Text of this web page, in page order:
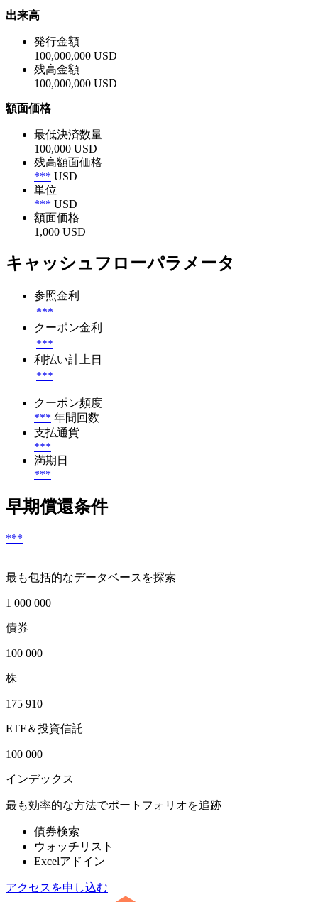
出来高
発行金額
100,000,000 USD
残高金額
100,000,000 USD
額面価格
最低決済数量
100,000 USD
残高額面価格
*** USD
単位
*** USD
額面価格
1,000 USD
キャッシュフローパラメータ
参照金利
***
クーポン金利
***
利払い計上日
***
クーポン頻度
*** 年間回数
支払通貨
***
満期日
***
早期償還条件
***
最も包括的なデータベースを探索
1 000 000
債券
100 000
株
175 910
ETF＆投資信託
100 000
インデックス
最も効率的な方法でポートフォリオを追跡
債券検索
ウォッチリスト
Excelアドイン
アクセスを申し込む